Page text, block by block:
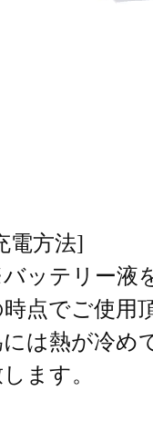
電方法]
ッテリー液
時点でご使用
は熱が冷め
ます。